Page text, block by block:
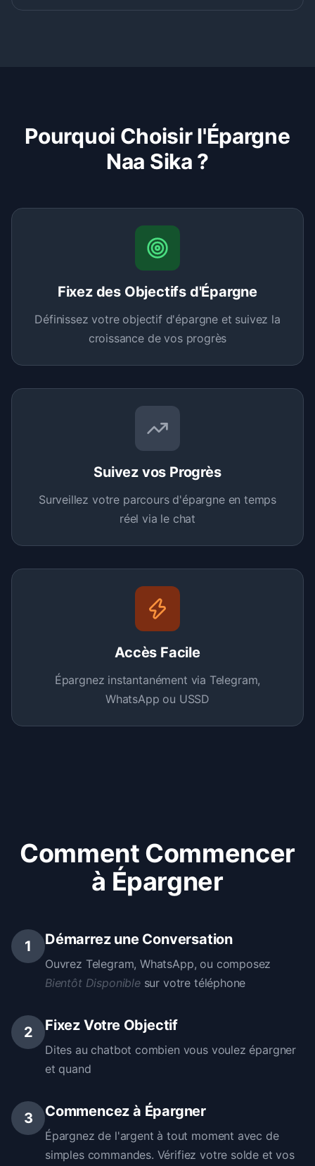
Pourquoi Choisir l'Épargne
Naa Sika ?
Fixez des Objectifs d'Épargne
Définissez votre objectif d'épargne et suivez la
croissance de vos progrès
Suivez vos Progrès
Surveillez votre parcours d'épargne en temps
réel via le chat
Accès Facile
Épargnez instantanément via Telegram,
WhatsApp ou USSD
Comment Commencer
à Épargner
1 Démarrez une Conversation
Ouvrez Telegram, WhatsApp, ou composez
Bientôt Disponiblesur votre téléphone
2 Fixez Votre Objectif
Dites au chatbot combien vous voulez épargner
et quand
3 Commencez à Épargner
Épargnez de l'argent à tout moment avec de
simples commandes. Vérifiez votre solde et vos